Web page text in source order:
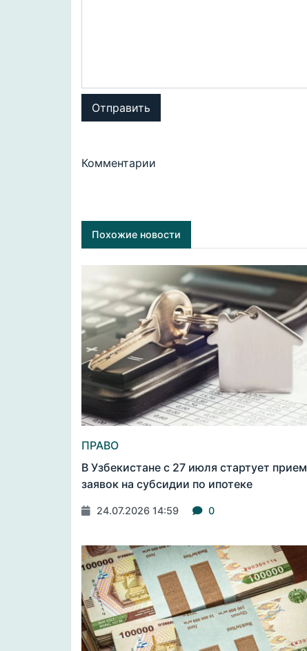
Отправить
Комментарии
Похожие новости
ПРАВО
В Узбекистане с 27 июля стартует прием
заявок на субсидии по ипотеке
24.07.2026 14:59 0